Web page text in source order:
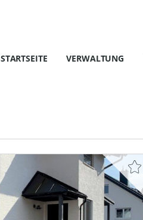
STARTSEITE VERWALTUNG